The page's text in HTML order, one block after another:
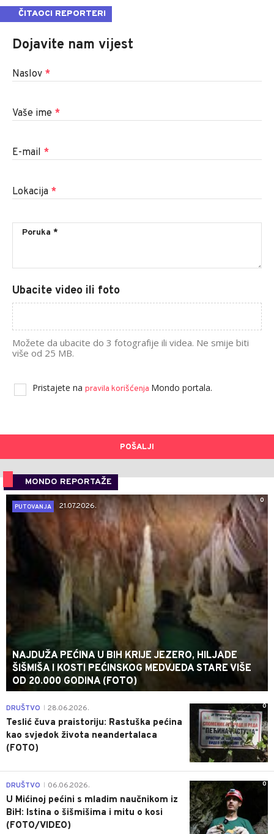
ČITAOCI REPORTERI
Dojavite nam vijest
Naslov *
Vaše ime *
E-mail *
Lokacija *
Ubacite video ili foto
Možete da ubacite do 3 fotografije ili videa. Ne smije biti
više od 25 MB.
Pristajete na pravila korišćenja Mondo portala.
POŠALJI
MONDO REPORTAŽE
0
PUTOVANJA
21.07.2026.
NAJDUŽA PEĆINA U BIH KRIJE JEZERO, HILJADE
ŠIŠMIŠA I KOSTI PEĆINSKOG MEDVJEDA STARE VIŠE
OD 20.000 GODINA (FOTO)
0
DRUŠTVO 28.06.2026.
Teslić čuva praistoriju: Rastuška pećina
kao svjedok života neandertalaca
(FOTO)
0
DRUŠTVO 06.06.2026.
U Mićinoj pećini s mladim naučnikom iz
BiH: Istina o šišmišima i mitu o kosi
(FOTO/VIDEO)